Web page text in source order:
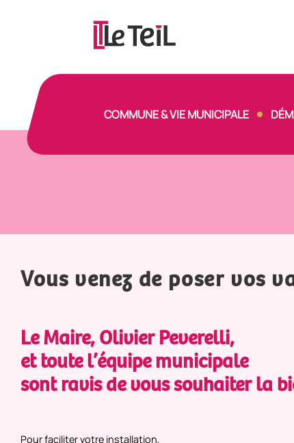
COMMUNE & VIE MUNICIPALE
Vous venez de poser vos
Le Maire, Olivier Peverelli,
et toute l’équipe municipale
sont ravis de vous souhaiter la
Pour faciliter votre installation,